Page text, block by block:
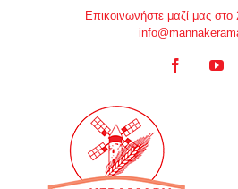
Επικοινωνήστε μαζί μας
Facebook